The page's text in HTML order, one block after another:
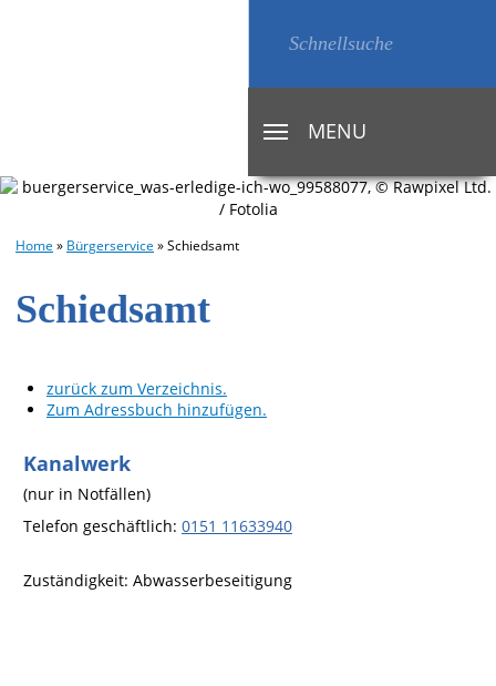
TOGGLE
NAVIGATION
MENU
Home » Bürgerservice »Schiedsamt
Schiedsamt
zurück zum Verzeichnis.
Zum Adressbuch hinzufügen.
Kanalwerk
(nur in Notfällen)
Telefon geschäftlich: 0151 11633940
Zuständigkeit: Abwasserbeseitigung